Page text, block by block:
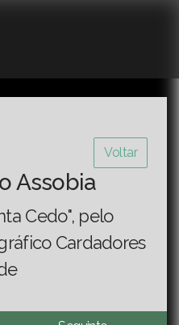
Voltar
Assobia
Cedo", pelo
Cardadores